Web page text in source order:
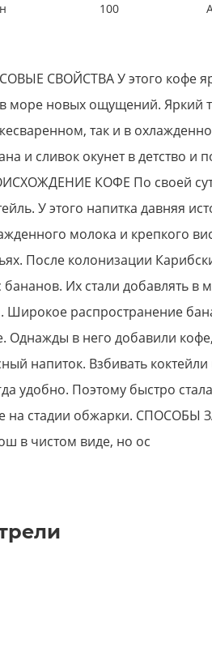
100
СВОЙСТВА У этого кофе
море новых ощущений. Яркий
так и в
и сливок окунет в детство
КОФЕ По своей
У этого напитка давняя
молока и крепкого
После колонизации
бананов. Их стали добавлять
Широкое распространение
Однажды в него добавили
напиток. Взбивать
удобно. Поэтому быстро
на стадии обжарки. СПОСОБЫ
в чистом виде, но ос